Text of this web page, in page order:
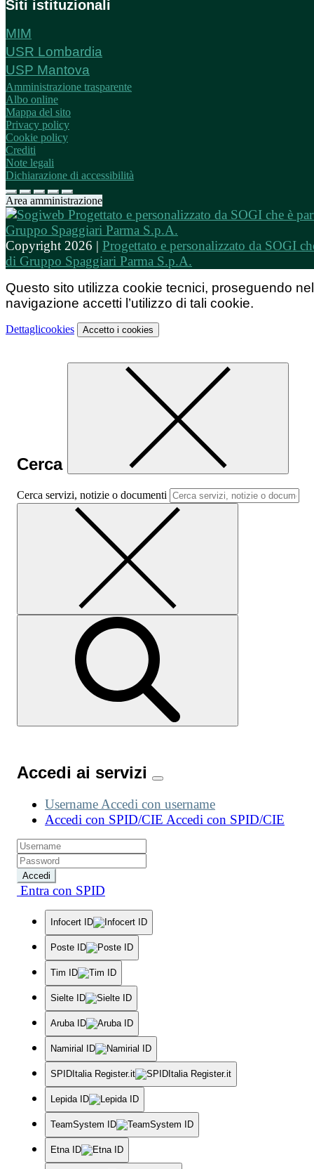
Siti istituzionali
MIM
USR Lombardia
USP Mantova
Amministrazione trasparente
Albo online
Mappa del sito
Privacy policy
Cookie policy
Crediti
Note legali
Dichiarazione di accessibilità
Area amministrazione
Copyright 2026 | Progettato e personalizzato da SOGI
di Gruppo Spaggiari Parma S.p.A.
Questo sito utilizza cookie tecnici, proseguendo
navigazione accetti l’utilizzo di tali cookie.
Dettaglicookies Accetto i cookies
Cerca
Cerca servizi, notizie o documenti
Accedi ai servizi
Username Accedi con username
Accedi con SPID/CIE Accedi con SPID/CIE
Accedi
Entra con SPID
Infocert ID
Poste ID
Tim ID
Sielte ID
Aruba ID
Namirial ID
SPIDItalia Register.it
Lepida ID
TeamSystem ID
Etna ID